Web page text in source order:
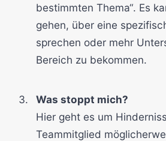
bestimmten Thema“. Es
gehen, über eine
sprechen oder mehr
Bereich zu bekommen.
Was stoppt mich?
Hier geht es um
Teammitglied